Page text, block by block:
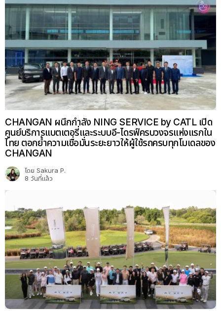
CHANGAN ผนึกกำลัง NING SERVICE by CATL เปิด
ศูนย์บริการแบตเตอรี่และระบบอี-ไดรฟ์ครบวงจรแห่งแรกใน
ไทย ตอกย้ำความเชื่อมั่นระยะยาวให้ผู้ใช้รถครบทุกโมเดลของ
CHANGAN
โดย Sakura P.
8 วันที่แล้ว